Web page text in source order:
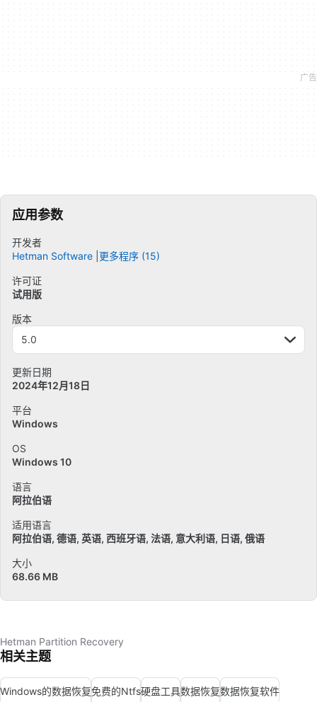
应用参数
开发者
Hetman Software 更多程序 (15)
许可证
试用版
版本
5.0
更新日期
2024年12月18日
平台
Windows
OS
Windows 10
语言
阿拉伯语
适用语言
阿拉伯语 德语 英语 西班牙语 法语 意大利语 日语 俄语
大小
68.66 MB
Hetman Partition Recovery
相关主题
Windows的数据恢复免费的Ntfs硬盘工具数据恢复数据恢复软件